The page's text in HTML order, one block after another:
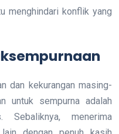
menghindari konflik yang
dan kekurangan masing-
untuk sempurna adalah
menerima